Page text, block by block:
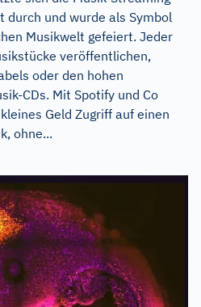
und wurde als Symbol
Musikwelt gefeiert. Jeder
veröffentlichen,
oder den hohen
CDs. Mit Spotify und Co
Geld Zugriff auf einen
ohne...